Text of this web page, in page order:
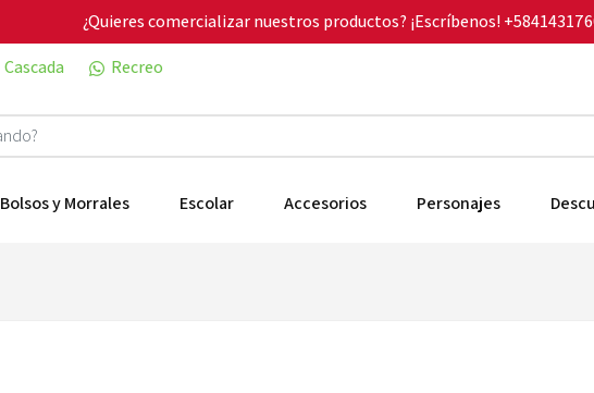
¿Quieres comercializar nuestros productos? ¡Escríbenos!
Cascada Recreo
Bolsos y Morrales Escolar Accesorios Personajes